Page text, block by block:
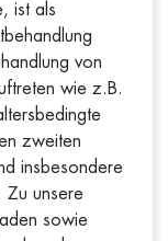
ist als
von
wie z.B.
zweiten
insbesondere
Zu unsere
sowie